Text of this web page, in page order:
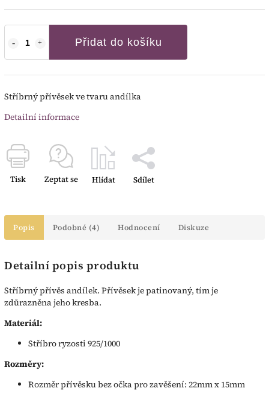
Přidat do košíku
Stříbrný přívěsek ve tvaru andílka
Detailní informace
Tisk Zeptat se Hlídat Sdílet
Popis Podobné (4) Hodnocení Diskuze
Detailní popis produktu
Stříbrný přívěs andílek. Přívěsek je patinovaný, tím je
zdůrazněna jeho kresba.
Materiál:
Stříbro ryzosti 925/1000
Rozměry:
Rozměr přívěsku bez očka pro zavěšení: 22mm x 15mm